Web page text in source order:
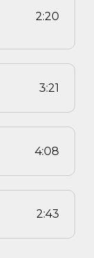
2:20
3:21
4:08
2:43